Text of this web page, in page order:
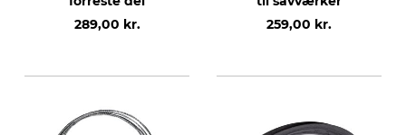
289,00 kr.
259,00 kr.